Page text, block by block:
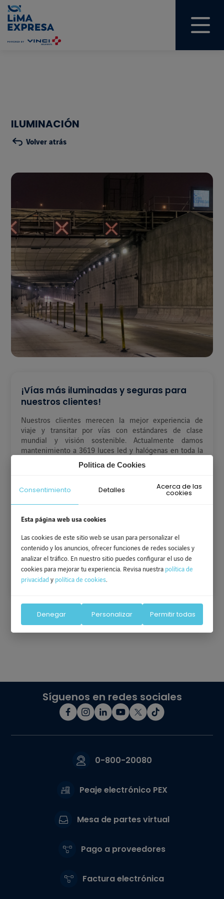
ILUMINACIÓN
Volver atrás
¡Vías más iluminadas y seguras para
nuestros clientes!
Nuestros clientes merecen la mejor experiencia de
viaje y transitar por vías con estándares de clase
mundial y visión sostenible. Actualmente damos
mantenimiento a 3619 luces led y halógenas en toda la
concesión, entre las cuales destacan:
Nuestro Gran Túnel LIMA EXPRESA cuenta con 1276
luminarias led.
La vía expresa Línea Amarilla, en su berma central,
cuenta con 551 luminarias led.
La Vía de Evitamiento, en su berma central, cuenta
con 232 luminarias led y 726 luminarias halógenas.
Síguenos en redes sociales
0-800-20080
Peaje electrónico PEX
Mesa de partes virtual
Pago a proveedores
Factura electrónica
Politica de Cookies
Consentimiento Detalles Acerca de las
cookies
Esta página web usa cookies
Las cookies de este sitio web se usan para personalizar el
contenido y los anuncios, ofrecer funciones de redes sociales y
analizar el tráfico. En nuestro sitio puedes configurar el uso de
cookies para mejorar tu experiencia. Revisa nuestra política de
privacidady política de cookies.
Denegar Personalizar Permitir todas